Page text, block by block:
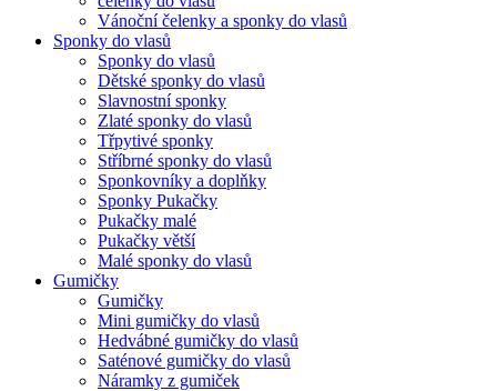
Vánoční čelenky a sponky do vlasů
Sponky do vlasů
Sponky do vlasů
Dětské sponky do vlasů
Slavnostní sponky
Zlaté sponky do vlasů
Třpytivé sponky
Stříbrné sponky do vlasů
Sponkovníky a doplňky
Sponky Pukačky
Pukačky malé
Pukačky větší
Malé sponky do vlasů
Gumičky
Gumičky
Mini gumičky do vlasů
Hedvábné gumičky do vlasů
Saténové gumičky do vlasů
Náramky z gumiček